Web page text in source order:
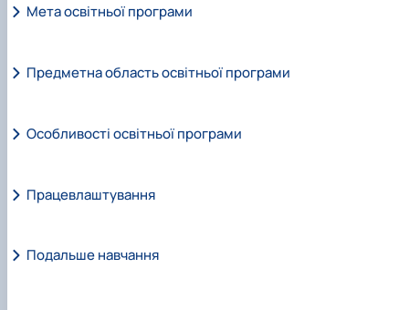
Мета освітньої програми
Предметна область освітньої програми
Особливості освітньої програми
Працевлаштування
Подальше навчання